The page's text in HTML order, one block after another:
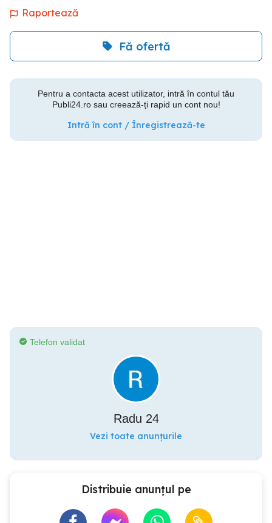
Raportează
Fă ofertă
Pentru a contacta acest utilizator, intră în contul tău
Publi24.ro sau creează-ți rapid un cont nou!
Intră în cont / Înregistrează-te
Telefon validat
Radu 24
Vezi toate anunțurile
Distribuie anunțul pe